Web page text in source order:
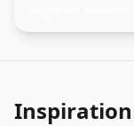
Inspiration